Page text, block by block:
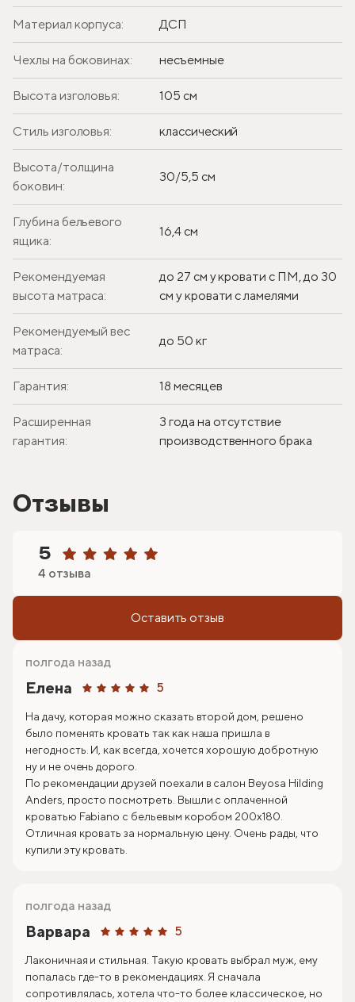
Материал корпуса: ДСП
Чехлы на боковинах: несъемные
Высота изголовья: 105 см
Стиль изголовья: классический
Высота/толщина
боковин:
30/5,5 см
Глубина бельевого
ящика:
16,4 см
Рекомендуемая
высота матраса:
до 27 см у кровати с ПМ, до 30
см у кровати с ламелями
Рекомендуемый вес
матраса:
до 50 кг
Гарантия: 18 месяцев
Расширенная
гарантия:
3 года на отсутствие
производственного брака
Отзывы
5
4 отзыва
Оставить отзыв
Елена 5
полгода назад
На дачу, которая можно сказать второй дом, решено
было поменять кровать так как наша пришла в
негодность. И, как всегда, хочется хорошую добротную
ну и не очень дорого.
По рекомендации друзей поехали в салон Beyosa Hilding
Anders, просто посмотреть. Вышли с оплаченной
кроватью Fabiano с бельевым коробом 200х180.
Отличная кровать за нормальную цену. Очень рады, что
купили эту кровать.
Варвара 5
полгода назад
Лаконичная и стильная. Такую кровать выбрал муж, ему
попалась где-то в рекомендациях. Я сначала
сопротивлялась, хотела что-то более классическое, но